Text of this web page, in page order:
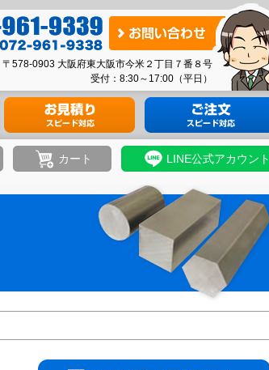
お
い
合
〒578-0903 大阪府東大阪市今米２丁目７番８号
受付：8:30～17:00（平日）
材料のお見積り 材料のご注文
カート LINE公式アカウント